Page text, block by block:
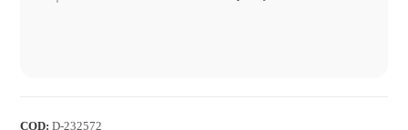
COD:D-232572